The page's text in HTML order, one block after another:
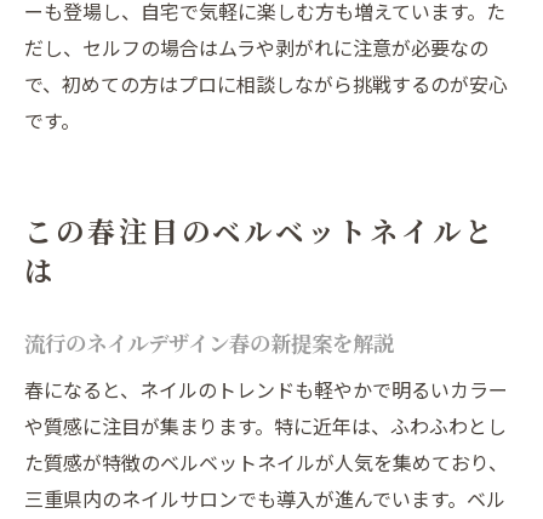
ーも登場し、自宅で気軽に楽しむ方も増えています。た
だし、セルフの場合はムラや剥がれに注意が必要なの
で、初めての方はプロに相談しながら挑戦するのが安心
です。
この春注目のベルベットネイルと
は
流行のネイルデザイン春の新提案を解説
春になると、ネイルのトレンドも軽やかで明るいカラー
や質感に注目が集まります。特に近年は、ふわふわとし
た質感が特徴のベルベットネイルが人気を集めており、
三重県内のネイルサロンでも導入が進んでいます。ベル